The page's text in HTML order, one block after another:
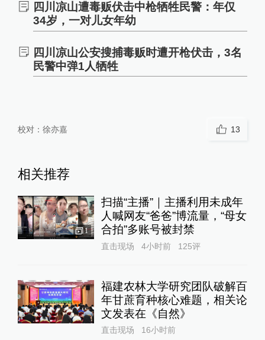
四川凉山遭毒贩伏击中枪牺牲民警：年仅
34岁，一对儿女年幼
四川凉山公安搜捕毒贩时遭开枪伏击，3名
民警中弹1人牺牲
校对： 徐亦嘉 13
相关推荐
1
扫描“主播”｜主播利用未成年
人喊网友“爸爸”博流量，“母女
合拍”多账号被封禁
直击现场 4小时前 125评
福建农林大学研究团队破解百
年甘蔗育种核心难题，相关论
文发表在《自然》
直击现场 16小时前